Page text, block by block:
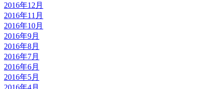
2016年12月
2016年11月
2016年10月
2016年9月
2016年8月
2016年7月
2016年6月
2016年5月